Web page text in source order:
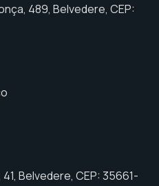
489, Belvedere, CEP:
Belvedere, CEP: 35661-